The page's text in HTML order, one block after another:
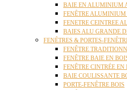
BAIE EN ALUMINIUM
FENÊTRE ALUMINIUM
FENETRE CEINTREE
BAIES ALU GRANDE
FENÊTRES & PORTES-
FENÊTRE
FENÊTRE BAIE EN
FENÊTRE CINTRÉE EN
BAIE COULISSANTE
PORTE-FENÊTRE BOIS